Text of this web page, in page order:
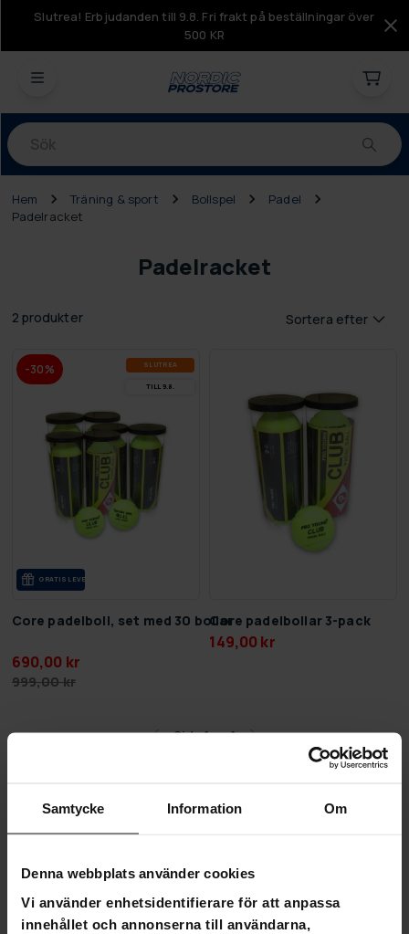
Samtycke Information Om
Denna webbplats använder cookies
Vi använder enhetsidentifierare för att anpassa
innehållet och annonserna till användarna,
Slutrea! Erbjudanden till 9.8. Fri frakt på beställningar över
500 KR
Produkter
Hem Träning & sport Bollspel
Padel
Padelracket
Padelracket
2 produkter Sortera efter
-30% SLUT­REA
TILL 9.8.
GRA­TIS LE­VE­RANS
Core padelboll, set med 30 bollar
690,00 kr
999,00 kr
Core padelbollar 3-pack
149,00 kr
Sida 1 av 1
Padel är ett racketspel som är en kombination av tennis
åren. Padel är lämplig för entusiaster i alla åldrar och
erfarenhet av racketspel.